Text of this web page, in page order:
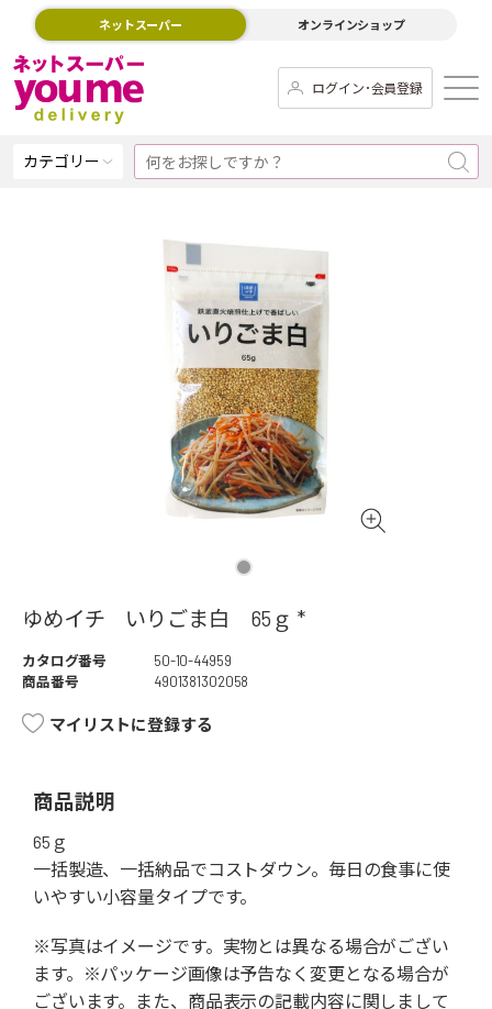
ネットスーパー オンラインショップ
ログイン･会員登録
カテゴリー
ゆめイチ いりごま白 65ｇ *
カタログ番号
50-10-44959
商品番号
4901381302058
マイリストに登録する
商品説明
65ｇ
一括製造、一括納品でコストダウン。毎日の食事に使
いやすい小容量タイプです。
※写真はイメージです。実物とは異なる場合がござい
ます。※パッケージ画像は予告なく変更となる場合が
ございます。また、商品表示の記載内容に関しまして